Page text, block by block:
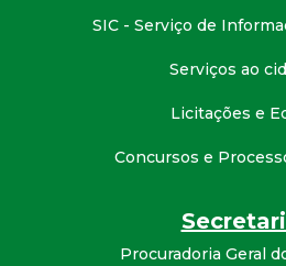
SIC - Serviço de
Serviços ao
Licitações e
Concursos e
Procuradoria Geral